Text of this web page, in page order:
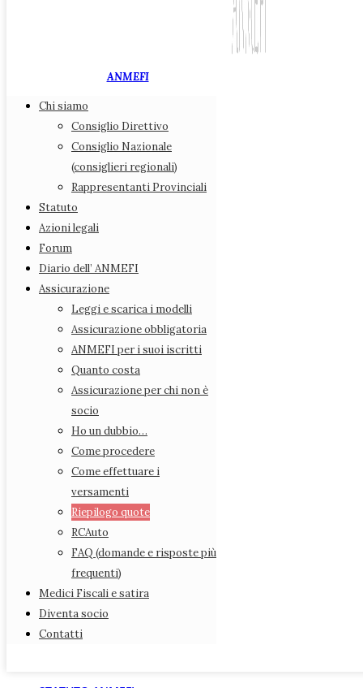
ANMEFI
Chi siamo
Consiglio Direttivo
Consiglio Nazionale
(consiglieri regionali)
Rappresentanti Provinciali
Statuto
Azioni legali
Forum
Diario dell’ ANMEFI
Assicurazione
Leggi e scarica i modelli
Assicurazione obbligatoria
ANMEFI per i suoi iscritti
Quanto costa
Assicurazione per chi non è
socio
Ho un dubbio…
Come procedere
Come effettuare i
versamenti
Riepilogo quote
RCAuto
FAQ (domande e risposte più
frequenti)
Medici Fiscali e satira
Diventa socio
Contatti
Associazione Nazionale
Medici di Medicina Fiscale
Chi siamo
Consiglio Nazionale (consiglieri regionali)
Statuto
Azioni legali
Forum
Diario dell’ ANMEFI
Assicurazione
Leggi e scarica i modelli
Assicurazione obbligatoria
ANMEFI per i suoi iscritti
Quanto costa
Assicurazione per chi non è socio
Ho un dubbio…
Come procedere
Come effettuare i versamenti
Riepilogo quote
RCAuto
FAQ (domande e risposte più frequenti)
Medici Fiscali e satira
Diventa socio
Contatti